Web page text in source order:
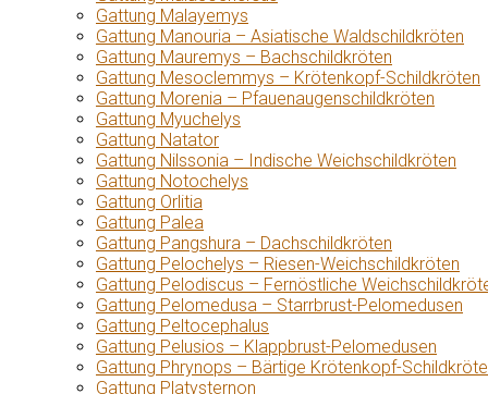
Gattung Malayemys
Gattung Manouria – Asiatische Waldschildkröten
Gattung Mauremys – Bachschildkröten
Gattung Mesoclemmys – Krötenkopf-Schildkröten
Gattung Morenia – Pfauenaugenschildkröten
Gattung Myuchelys
Gattung Natator
Gattung Nilssonia – Indische Weichschildkröten
Gattung Notochelys
Gattung Orlitia
Gattung Palea
Gattung Pangshura – Dachschildkröten
Gattung Pelochelys – Riesen-Weichschildkröten
Gattung Pelodiscus – Fernöstliche
Gattung Pelomedusa – Starrbrust-Pelomedusen
Gattung Peltocephalus
Gattung Pelusios – Klappbrust-Pelomedusen
Gattung Phrynops – Bärtige Krötenkopf-
Gattung Platysternon